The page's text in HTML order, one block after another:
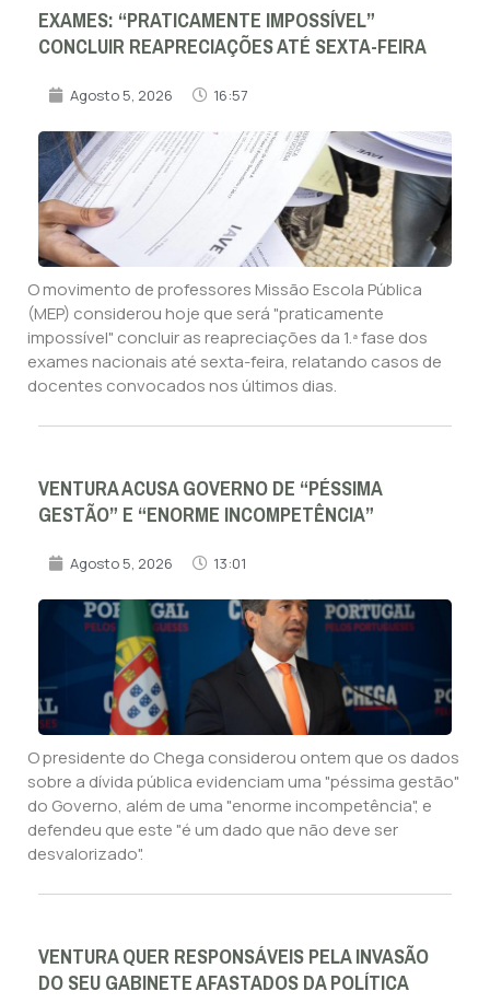
EXAMES: “PRATICAMENTE IMPOSSÍVEL”
CONCLUIR REAPRECIAÇÕES ATÉ SEXTA-FEIRA
Agosto 5, 2026 16:57
O movimento de professores Missão Escola Pública
(MEP) considerou hoje que será "praticamente
impossível" concluir as reapreciações da 1.ª fase dos
exames nacionais até sexta-feira, relatando casos de
docentes convocados nos últimos dias.
VENTURA ACUSA GOVERNO DE “PÉSSIMA
GESTÃO” E “ENORME INCOMPETÊNCIA”
Agosto 5, 2026 13:01
O presidente do Chega considerou ontem que os dados
sobre a dívida pública evidenciam uma "péssima gestão"
do Governo, além de uma "enorme incompetência", e
defendeu que este "é um dado que não deve ser
desvalorizado".
VENTURA QUER RESPONSÁVEIS PELA INVASÃO
DO SEU GABINETE AFASTADOS DA POLÍTICA